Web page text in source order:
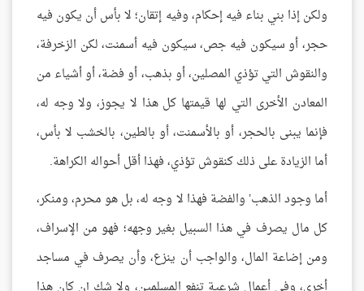
ولكن إذا بني بناء فيه إحكام، وفيه إتقان؛ لا بأس أن يكون فيه
حجر، أو سيكون فيه جص، سيكون فيه أسمنت، لكن الزخرفة،
والنقوش التي تؤذي المصلين، أو بذهب، أو فضة، أو أشياء من
المعادن الأخرى التي لها قيمتها كل هذا لا يجوز، ولا وجه له،
فإنما يبنى بالحجر، أو بالأسمنت، أو بالطين، بالخشب لا بأس،
أما الزيادة على ذلك كنقوش تؤذي، فهذا أقل أحواله الكراهة.
أما وجود الذهب’ والفضة فهذا لا وجه له، بل هو محرم، ومنكر،
كل مال يصرف في هذا السبيل بغير وجهه؛ فهو من الإسراف،
ومن إضاعة المال، والواجب أن ينزع، وأن يصرف في مساجد